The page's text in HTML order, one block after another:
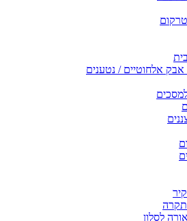
אבק אלחוטיים / נטענים
תקרה
לסלון